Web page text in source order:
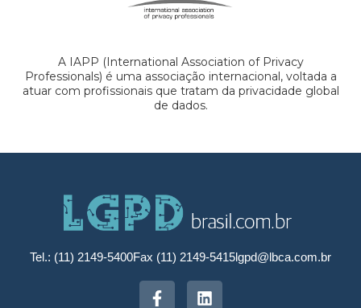
A IAPP (International Association of Privacy
Professionals) é uma associação internacional, voltada a
atuar com profissionais que tratam da privacidade global
de dados.
Tel.: (11) 2149-5400Fax (11) 2149-5415lgpd@lbca.com.br